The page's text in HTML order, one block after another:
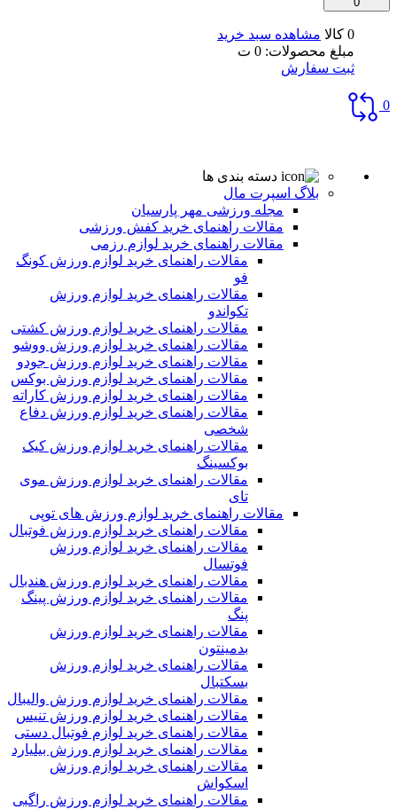
0 کالا
مشاهده سبد خرید
مبلغ محصولات: 0 ت
ثبت سفارش
0
دسته بندی ها
بلاگ اسپرت مال
مجله ورزشی مهر پارسیان
مقالات راهنمای خرید کفش ورزشی
مقالات راهنمای خرید لوازم رزمی
مقالات راهنمای خرید لوازم ورزش کونگ
فو
مقالات راهنمای خرید لوازم ورزش
تکواندو
مقالات راهنمای خرید لوازم ورزش کشتی
مقالات راهنمای خرید لوازم ورزش ووشو
مقالات راهنمای خرید لوازم ورزش جودو
مقالات راهنمای خرید لوازم ورزش بوکس
مقالات راهنمای خرید لوازم ورزش کاراته
مقالات راهنمای خرید لوازم ورزش دفاع
شخصی
مقالات راهنمای خرید لوازم ورزش کیک
بوکسینگ
مقالات راهنمای خرید لوازم ورزش موی
تای
مقالات راهنمای خرید لوازم ورزش های توپی
مقالات راهنمای خرید لوازم ورزش فوتبال
مقالات راهنمای خرید لوازم ورزش
فوتسال
مقالات راهنمای خرید لوازم ورزش هندبال
مقالات راهنمای خرید لوازم ورزش پینگ
پنگ
مقالات راهنمای خرید لوازم ورزش
بدمینتون
مقالات راهنمای خرید لوازم ورزش
بسکتبال
مقالات راهنمای خرید لوازم ورزش والیبال
مقالات راهنمای خرید لوازم ورزش تنیس
مقالات راهنمای خرید لوازم فوتبال دستی
مقالات راهنمای خرید لوازم ورزش بیلیارد
مقالات راهنمای خرید لوازم ورزش
اسکواش
مقالات راهنمای خرید لوازم ورزش راگبی